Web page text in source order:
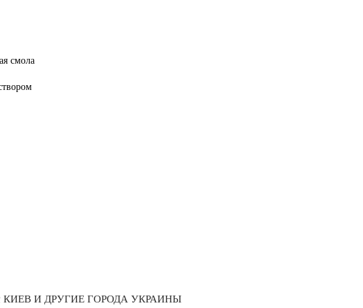
смола
КИЕВ И ДРУГИЕ ГОРОДА УКРАИНЫ